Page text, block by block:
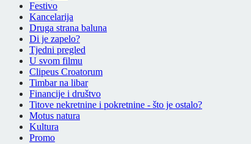
Festivo
Kancelarija
Druga strana baluna
Di je zapelo?
Tjedni pregled
U svom filmu
Clipeus Croatorum
Timbar na libar
Financije i društvo
Titove nekretnine i pokretnine - što je ostalo?
Motus natura
Kultura
Promo